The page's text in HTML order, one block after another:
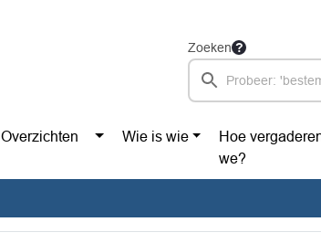
Zoeken
Overzichten Wie is wie
Hoe
we?